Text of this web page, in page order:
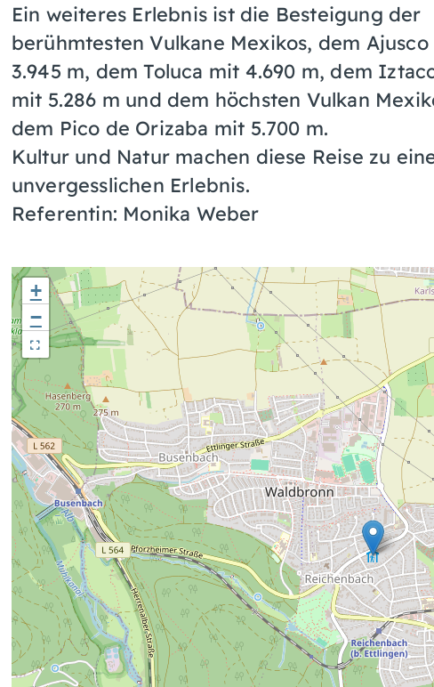
Ein weiteres Erlebnis ist die Besteigung der
berühmtesten Vulkane Mexikos, dem
3.945 m, dem Toluca mit 4.690 m, dem
mit 5.286 m und dem höchsten Vulkan
dem Pico de Orizaba mit 5.700 m.
Kultur und Natur machen diese Reise zu
unvergesslichen Erlebnis.
Referentin: Monika Weber
+
−